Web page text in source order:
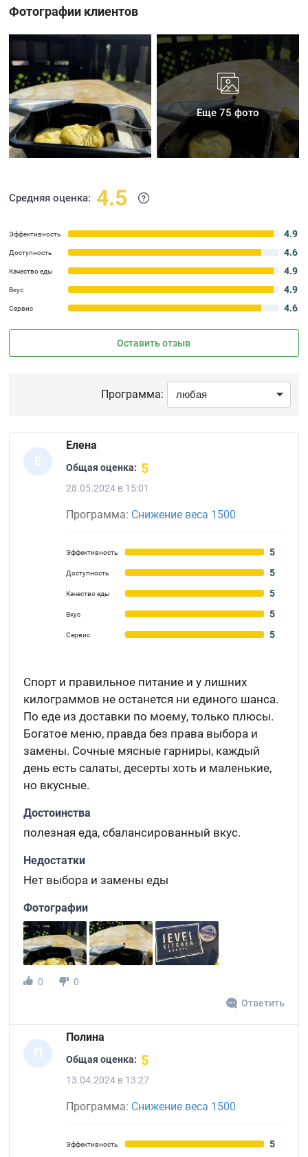
Фотографии клиентов
Еще 75 фото
Средняя оценка: 4.5
Эффективность 4.9
Доступность 4.6
Качество еды 4.9
Вкус 4.9
Сервис 4.6
Оставить отзыв
Программа:
Е
Елена
Общая оценка: 5
28.05.2024 в 15:01
Программа: Снижение веса 1500
Эффективность 5
Доступность 5
Качество еды 5
Вкус 5
Сервис 5
Спорт и правильное питание и у лишних
килограммов не останется ни единого шанса.
По еде из доставки по моему, только плюсы.
Богатое меню, правда без права выбора и
замены. Сочные мясные гарниры, каждый
день есть салаты, десерты хоть и маленькие,
но вкусные.
Достоинства
полезная еда, сбалансированный вкус.
Недостатки
Нет выбора и замены еды
Фотографии
0
0
Ответить
П
Полина
Общая оценка: 5
13.04.2024 в 13:27
Программа: Снижение веса 1500
Эффективность 5